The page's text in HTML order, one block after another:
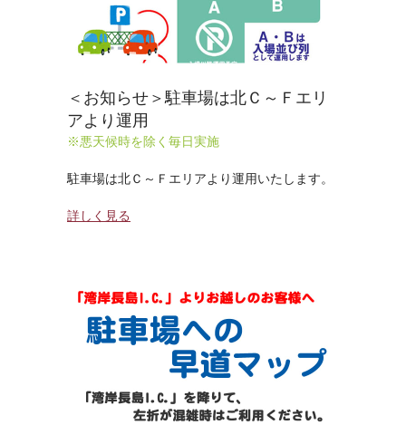
＜お知らせ＞駐車場は北Ｃ～Ｆエリ
アより運用
※悪天候時を除く毎日実施
駐車場は北Ｃ～Ｆエリアより運用いたします。
詳しく見る